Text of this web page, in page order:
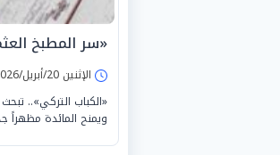
«سر المطبخ
الإثنين 20/أبريل/2026 - 05:21 م
«الكباب التركي»..
ويمنح المائدة مظهراً